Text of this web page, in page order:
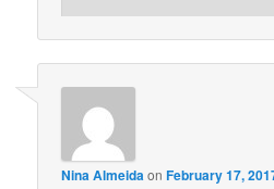
Nina AlmeidaonFebruary 17,